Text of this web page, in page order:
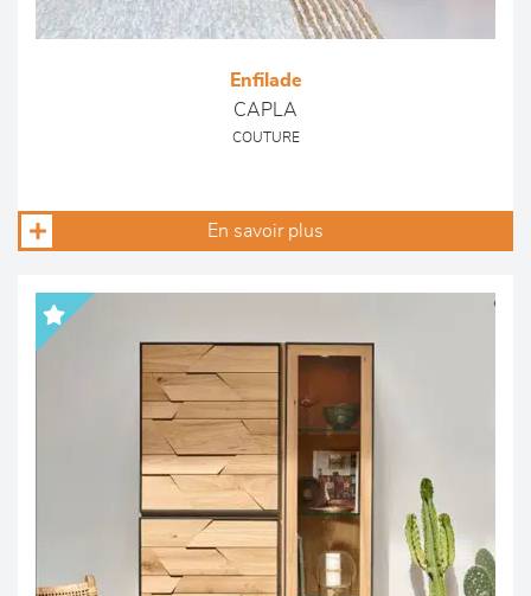
Enfilade
CAPLA
COUTURE
En savoir plus